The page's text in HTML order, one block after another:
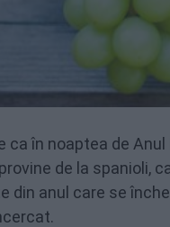
ca în noaptea de
de la spanioli,
din anul care se